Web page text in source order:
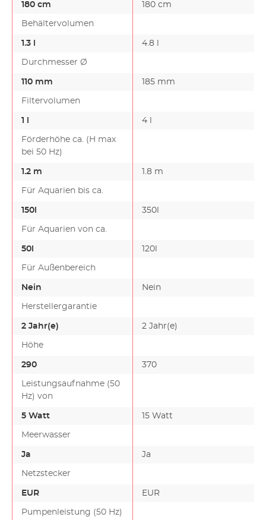
180 cm 180 cm
Behältervolumen
1.3 l 4.8 l
Durchmesser Ø
110 mm 185 mm
Filtervolumen
1 l 4 l
Förderhöhe ca. (H max
bei 50 Hz)
1.2 m 1.8 m
Für Aquarien bis ca.
150l 350l
Für Aquarien von ca.
50l 120l
Für Außenbereich
Nein Nein
Herstellergarantie
2 Jahr(e) 2 Jahr(e)
Höhe
290 370
Leistungsaufnahme (50
Hz) von
5 Watt 15 Watt
Meerwasser
Ja Ja
Netzstecker
EUR EUR
Pumpenleistung (50 Hz)